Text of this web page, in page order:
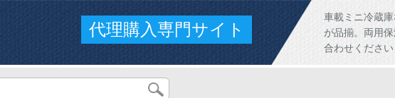
代理購入専門サイト
車載ミニ冷蔵
が品揃。両用
合わせください